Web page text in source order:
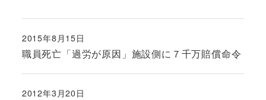
職員死亡「過労が原因」施設側に７千万賠償命令
投稿日
2015年8月15日
2012年3月20日